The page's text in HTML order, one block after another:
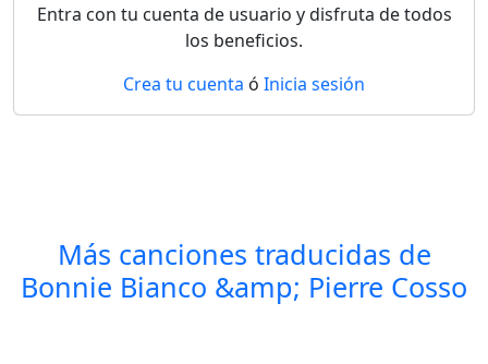
Entra con tu cuenta de usuario y disfruta de todos
los beneficios.
Crea tu cuenta ó Inicia sesión
Más canciones traducidas de
Bonnie Bianco &amp; Pierre Cosso